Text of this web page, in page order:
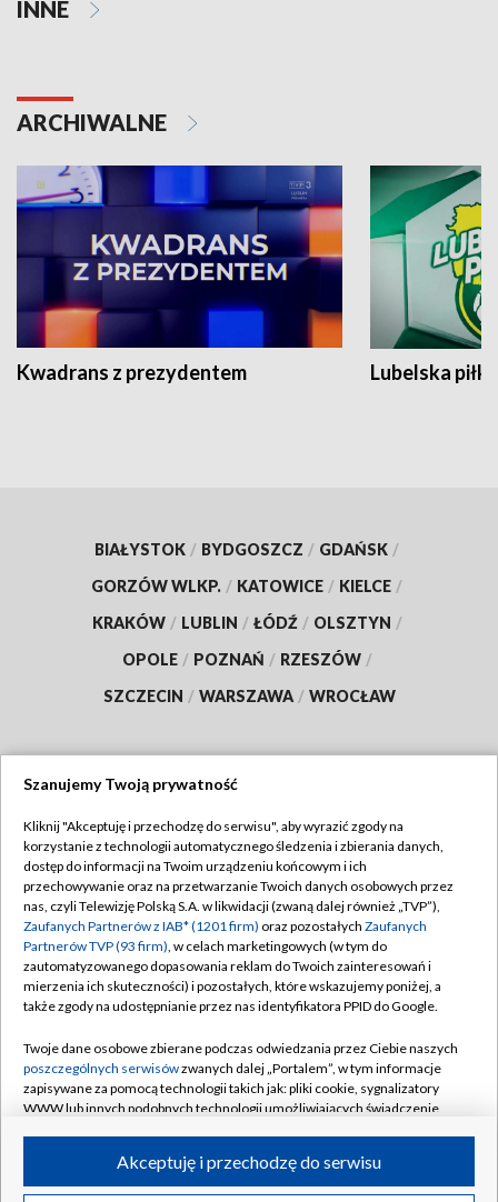
INNE
ARCHIWALNE
Kwadrans z prezydentem Lubelska piłka
BIAŁYSTOK / BYDGOSZCZ / GDAŃSK /
GORZÓW WLKP. / KATOWICE / KIELCE /
KRAKÓW / LUBLIN / ŁÓDŹ / OLSZTYN /
OPOLE / POZNAŃ / RZESZÓW /
SZCZECIN / WARSZAWA / WROCŁAW
TVP
Abonament TVP
Emisja w TVP
Centrum informacji TVP
Naziemna Telewizja Cyfrowa
Rada Programowa
System NOS
Informacje o nadawcy
Program dla prasy
Regulamin TVP
Polityka prywatności
Moje zgody
Pomoc
Kontakt
Kanały
©2026 Telewizja Polska S.A. w likwidacji
Szanujemy Twoją prywatność
Kliknij "Akceptuję i przechodzę do serwisu", aby wyrazić zgody na
korzystanie z technologii automatycznego śledzenia i zbierania danych,
dostęp do informacji na Twoim urządzeniu końcowym i ich
przechowywanie oraz na przetwarzanie Twoich danych osobowych przez
nas, czyli Telewizję Polską S.A. w likwidacji (zwaną dalej również „TVP”),
Zaufanych Partnerów z IAB* (1201 firm) oraz pozostałych Zaufanych
Partnerów TVP (93 firm), w celach marketingowych (w tym do
zautomatyzowanego dopasowania reklam do Twoich zainteresowań i
mierzenia ich skuteczności) i pozostałych, które wskazujemy poniżej, a
także zgody na udostępnianie przez nas identyfikatora PPID do Google.
Twoje dane osobowe zbierane podczas odwiedzania przez Ciebie naszych
poszczególnych serwisówzwanych dalej „Portalem”, w tym informacje
zapisywane za pomocą technologii takich jak: pliki cookie, sygnalizatory
WWW lub innych podobnych technologii umożliwiających świadczenie
ruchu w Internecie.Akceptuję i przechodzę do serwisu